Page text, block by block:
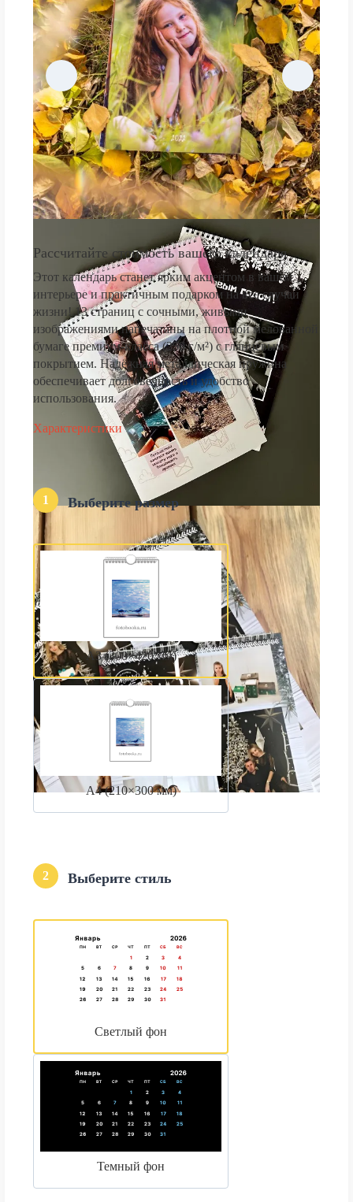
Рассчитайте стоимость вашего календаря
Этот календарь станет ярким акцентом в вашем
интерьере и практичным подарком на все случаи
жизни! 13 страниц с сочными, живыми
изображениями напечатаны на плотной мелованной
бумаге премиум-класса (250 г/м²) с глянцевым
покрытием. Надёжная металлическая пружина
обеспечивает долговечность и удобство
использования.
Характеристики
1 Выберите размер
А3 (300×420 мм)
А4 (210×300 мм)
2 Выберите стиль
Светлый фон
Темный фон